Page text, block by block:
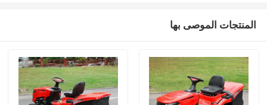
المنتجات الموصى بها